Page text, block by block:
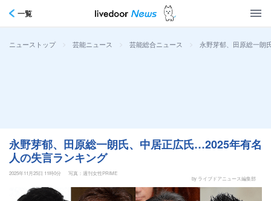
一覧
ニューストップ > 芸能ニュース > 芸能総合ニュース > 永野芽郁、田原総一朗
永野芽郁、田原総一朗氏、中居正広氏…2025年有名
人の失言ランキング
2025年11月25日 11時0分
写真：週刊女性PRIME
by ライブドアニュース編集部